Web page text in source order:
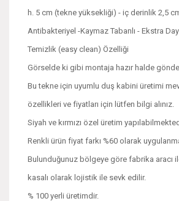
h. 5 cm (tekne yüksekliği) - iç derinlik 2,5
Antibakteriyel -Kaymaz Tabanlı - Ekstra
Temizlik (easy clean) Özelliği
Görselde ki gibi montaja hazır halde
Bu tekne için uyumlu duş kabini üretimi
özellikleri ve fiyatları için lütfen bilgi alınız.
Siyah ve kırmızı özel üretim
Renkli ürün fiyat farkı %60 olarak
Bulunduğunuz bölgeye göre fabrika aracı
kasalı olarak lojistik ile sevk edilir.
% 100 yerli üretimdir.